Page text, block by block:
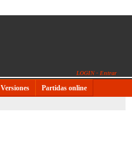
LOGIN - Entrar
Versiones Partidas online